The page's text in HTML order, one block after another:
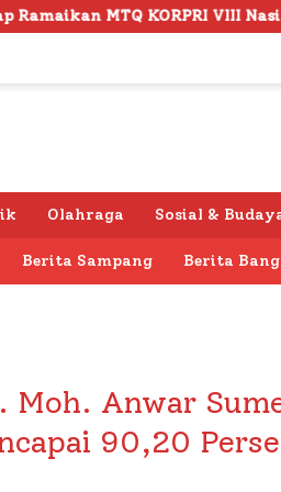
VIII Nasional di Sulsel, 1.024
Olahraga Sosial &
Berita Sampang Berita
Moh. Anwar
90,20